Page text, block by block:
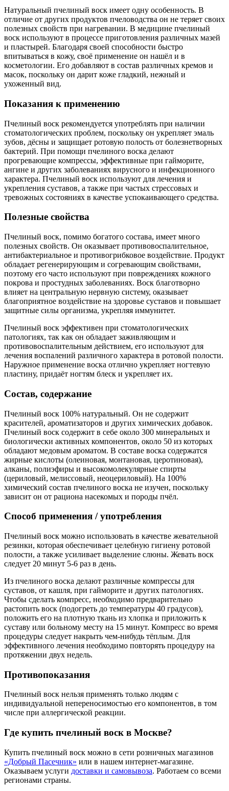
Натуральный пчелиный воск имеет одну особенность. В
отличие от других продуктов пчеловодства он не теряет своих
полезных свойств при нагревании. В медицине пчелиный
воск используют в процессе приготовления различных мазей
и пластырей. Благодаря своей способности быстро
впитываться в кожу, своё применение он нашёл и в
косметологии. Его добавляют в состав различных кремов и
масок, поскольку он дарит коже гладкий, нежный и
ухоженный вид.
Показания к применению
Пчелиный воск рекомендуется употреблять при наличии
стоматологических проблем, поскольку он укрепляет эмаль
зубов, дёсны и защищает ротовую полость от болезнетворных
бактерий. При помощи пчелиного воска делают
прогревающие компрессы, эффективные при гайморите,
ангине и других заболеваниях вирусного и инфекционного
характера. Пчелиный воск используют для лечения и
укрепления суставов, а также при частых стрессовых и
тревожных состояниях в качестве успокаивающего средства.
Полезные свойства
Пчелиный воск, помимо богатого состава, имеет много
полезных свойств. Он оказывает противовоспалительное,
антибактериальное и противогрибковое воздействие. Продукт
обладает регенерирующим и согревающим свойствами,
поэтому его часто используют при повреждениях кожного
покрова и простудных заболеваниях. Воск благотворно
влияет на центральную нервную систему, оказывает
благоприятное воздействие на здоровье суставов и повышает
защитные силы организма, укрепляя иммунитет.
Пчелиный воск эффективен при стоматологических
патологиях, так как он обладает заживляющим и
противовоспалительным действием, его используют для
лечения воспалений различного характера в ротовой полости.
Наружное применение воска отлично укрепляет ногтевую
пластину, придаёт ногтям блеск и укрепляет их.
Состав, содержание
Пчелиный воск 100% натуральный. Он не содержит
красителей, ароматизаторов и других химических добавок.
Пчелиный воск содержит в себе около 300 минеральных и
биологически активных компонентов, около 50 из которых
обладают медовым ароматом. В составе воска содержатся
жирные кислоты (олеиновая, монтановая, церотиновая),
алканы, полиэфиры и высокомолекулярные спирты
(цериловый, мелиссовый, неоцериловый). На 100%
химический состав пчелиного воска не изучен, поскольку
зависит он от рациона насекомых и породы пчёл.
Способ применения / употребления
Пчелиный воск можно использовать в качестве жевательной
резинки, которая обеспечивает целебную гигиену ротовой
полости, а также усиливает выделение слюны. Жевать воск
следует 20 минут 5-6 раз в день.
Из пчелиного воска делают различные компрессы для
суставов, от кашля, при гайморите и других патологиях.
Чтобы сделать компресс, необходимо предварительно
растопить воск (подогреть до температуры 40 градусов),
положить его на плотную ткань из хлопка и приложить к
суставу или больному месту на 15 минут. Компресс во время
процедуры следует накрыть чем-нибудь тёплым. Для
эффективного лечения необходимо повторять процедуру на
протяжении двух недель.
Противопоказания
Пчелиный воск нельзя применять только людям с
индивидуальной непереносимостью его компонентов, в том
числе при аллергической реакции.
Где купить пчелиный воск в Москве?
Купить пчелиный воск можно в сети розничных магазинов
«Добрый Пасечник» или в нашем интернет-магазине.
Оказываем услуги доставки и самовывоза. Работаем со всеми
регионами страны.